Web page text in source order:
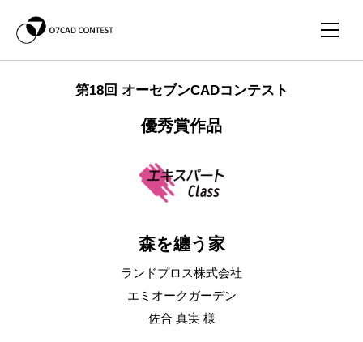
第18回 オーセブンCADコンテスト
優秀賞作品
森を纏う家
ランドプロス株式会社
エミオークガーデン
佐合 真実 様